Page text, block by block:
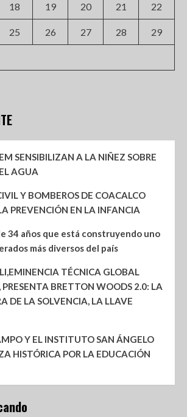
18 19 20 21 22
25 26 27 28 29
SENSIBILIZAN A LA NIÑEZ SOBRE
AGUA
Y BOMBEROS DE COACALCO
PREVENCIÓN EN LA INFANCIA
34 años que está construyendo uno
más diversos del país
TÉCNICA GLOBAL
BRETTON WOODS 2.0: LA
DE LA SOLVENCIA, LA LLAVE
Y EL INSTITUTO SAN ÁNGELO
HISTÓRICA POR LA EDUCACIÓN